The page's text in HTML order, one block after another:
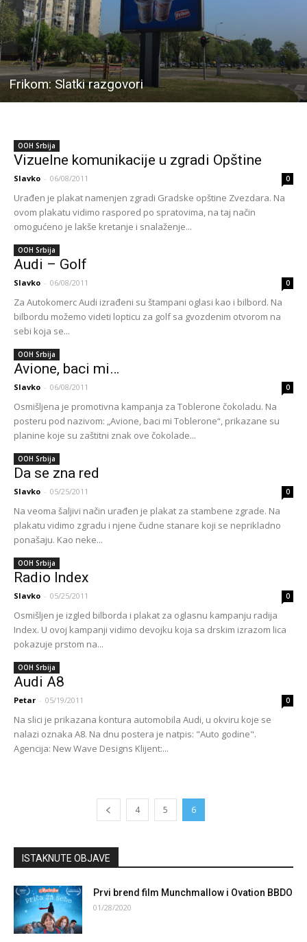
Frikom: Slatki razgovori
OOH Srbija
Vizuelne komunikacije u zgradi Opštine
Slavko - 06/08/2011 0
Urađen je plakat namenjen zgradi Gradske opštine Zvezdara. Na
ovom plakatu vidimo raspored po spratovima, na taj način
omogućeno je lakše kretanje i snalaženje...
OOH Srbija
Audi – Golf
Slavko - 06/08/2011 0
Za Autokomerc Audi izrađeni su štampani oglasi kao i bilbord. Na
bilbordu možemo videti lopticu za golf sa gvozdenim otvorom na
sebi koja se...
OOH Srbija
Avione, baci mi…
Slavko - 06/08/2011 0
Osmišljena je promotivna kampanja za Toblerone čokoladu. Na
posteru pod nazivom: „Avione, baci mi Toblerone“, prikazane su
planine koje su zaštitni znak ove čokolade...
OOH Srbija
Da se zna red
Slavko - 05/25/2011 0
Na veoma šaljivi način urađen je plakat za stambene zgrade. Na
plakatu vidimo zgradu i njene čudne stanare koji se neprikladno
ponašaju. Kao neke...
OOH Srbija
Radio Index
Slavko - 05/25/2011 0
Osmišljen je izgled bilborda i plakat za oglasnu kampanju radija
Index. U ovoj kampanji vidimo devojku koja sa drskim izrazom lica
pokazuje prstom na...
OOH Srbija
Audi A8
Petar - 05/19/2011 0
Na slici je prikazana kontura automobila Audi, u okviru koje se
nalazi oznaka A8. Na dnu postera je natpis: "Auto godine".
Agencija: New Wave Designs Klijent:...
4 5 6
ISTAKNUTE OBJAVE
Prvi brend film Munchmallow i Ovation BBDO
01/28/2020